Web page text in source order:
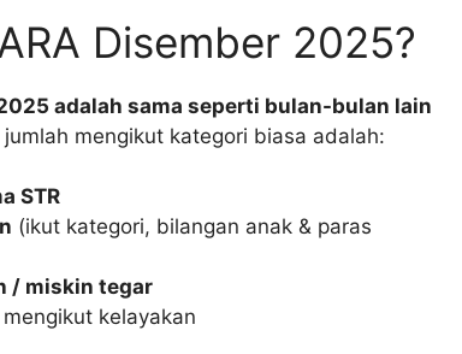
Disember 2025?
adalah sama seperti bulan-bulan lain
mengikut kategori biasa adalah:
STR
(ikut kategori, bilangan anak & paras
/ miskin tegar
mengikut kelayakan